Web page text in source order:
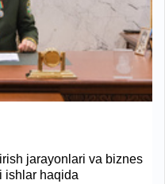
jarayonlari va biznes
ishlar haqida